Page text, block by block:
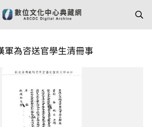
軍為咨送官學生清冊事